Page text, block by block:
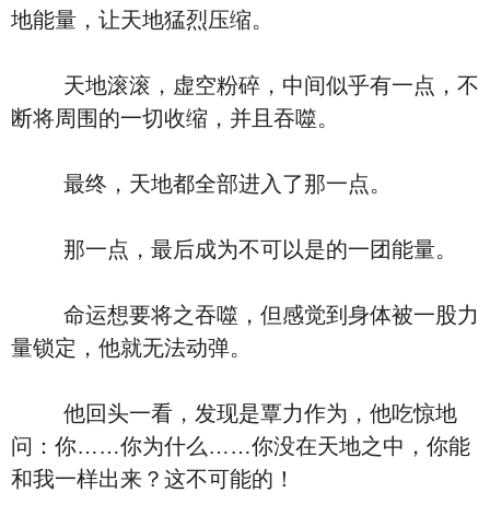
地能量，让天地猛烈压缩。
天地滚滚，虚空粉碎，中间似乎有一点，不
断将周围的一切收缩，并且吞噬。
最终，天地都全部进入了那一点。
那一点，最后成为不可以是的一团能量。
命运想要将之吞噬，但感觉到身体被一股力
量锁定，他就无法动弹。
他回头一看，发现是覃力作为，他吃惊地
问：你……你为什么……你没在天地之中，你能
和我一样出来？这不可能的！